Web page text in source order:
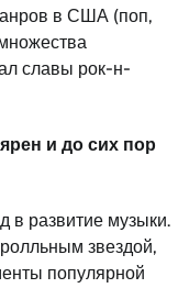
в США (поп,
славы рок-н-
и до сих пор
в развитие музыки.
звездой,
популярной